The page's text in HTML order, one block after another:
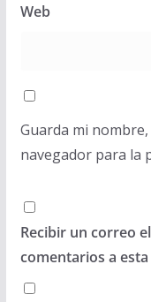
Web
Guarda mi
navegador para la
Recibir un correo
comentarios a